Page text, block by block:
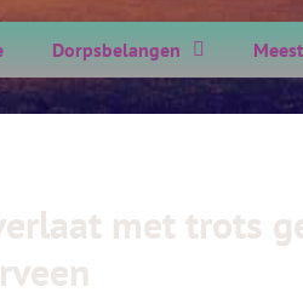
Dorpsbelangen
met trots